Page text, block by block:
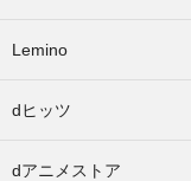
Lemino
dヒッツ
dアニメストア